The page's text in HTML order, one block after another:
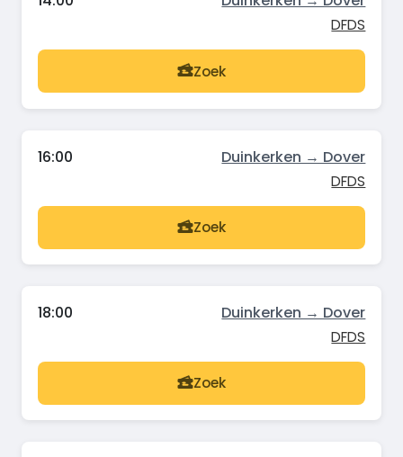
DFDS
Zoek
16:00 Duinkerken → Dover
DFDS
Zoek
18:00 Duinkerken → Dover
DFDS
Zoek